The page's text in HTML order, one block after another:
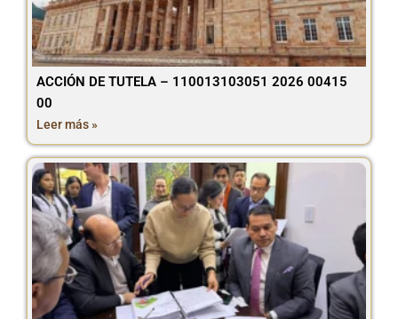
ACCIÓN DE TUTELA – 110013103051 2026 00415
00
Leer más »